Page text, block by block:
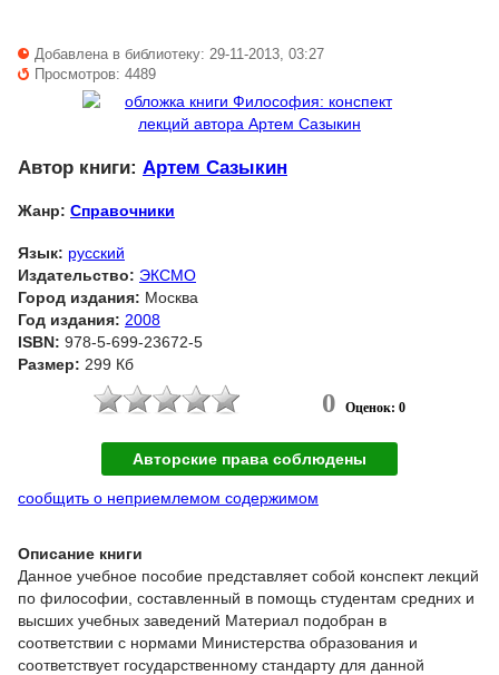
Добавлена в библиотеку: 29-11-2013, 03:27
Просмотров: 4489
Автор книги: Артем Сазыкин
Жанр: Справочники
Язык: русский
Издательство: ЭКСМО
Город издания: Москва
Год издания: 2008
ISBN: 978-5-699-23672-5
Размер: 299 Кб
0 Оценок: 0
Авторские права соблюдены
сообщить о неприемлемом содержимом
Описание книги
Данное учебное пособие представляет собой конспект лекций
по философии, составленный в помощь студентам средних и
высших учебных заведений Материал подобран в
соответствии с нормами Министерства образования и
соответствует государственному стандарту для данной